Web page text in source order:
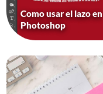
Como usar el lazo en
Photoshop